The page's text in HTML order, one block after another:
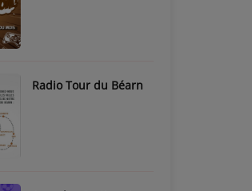
Radio Tour du Béarn